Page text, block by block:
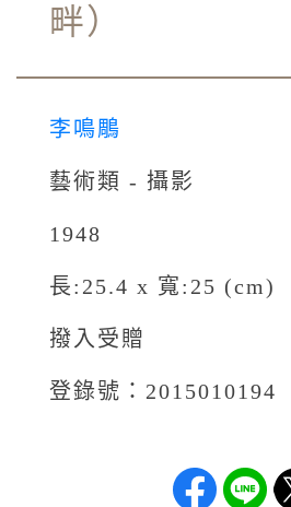
畔）
李鳴鵰
藝術類 - 攝影
1948
長:25.4 x 寬:25 (cm)
撥入受贈
登錄號：2015010194